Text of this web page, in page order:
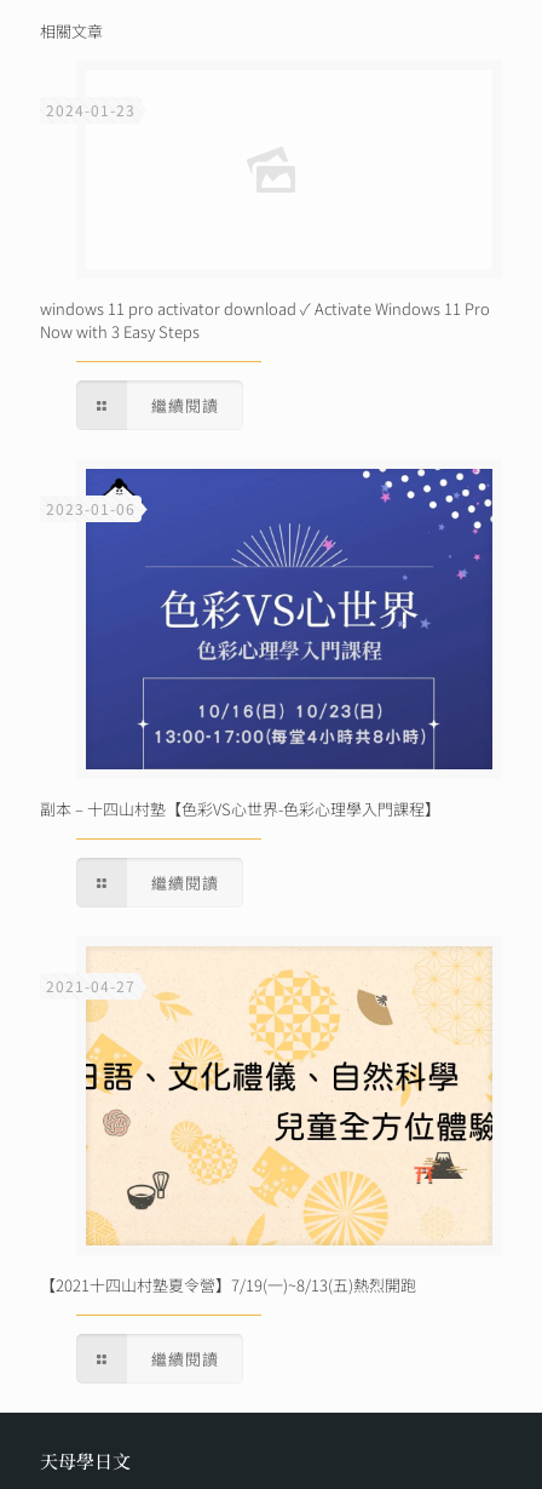
相關文章
2024-01-23
windows 11 pro activator download ✓ Activate Windows 11 Pro
Now with 3 Easy Steps
繼續閱讀
2023-01-06
副本 – 十四山村塾【色彩VS心世界-色彩心理學入門課程】
繼續閱讀
2021-04-27
【2021十四山村塾夏令營】7/19(一)~8/13(五)熱烈開跑
繼續閱讀
天母學日文